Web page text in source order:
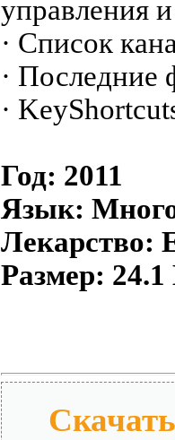
управления
· Список
· Последние
·
Год: 2011
Язык:
Лекарство:
Размер: